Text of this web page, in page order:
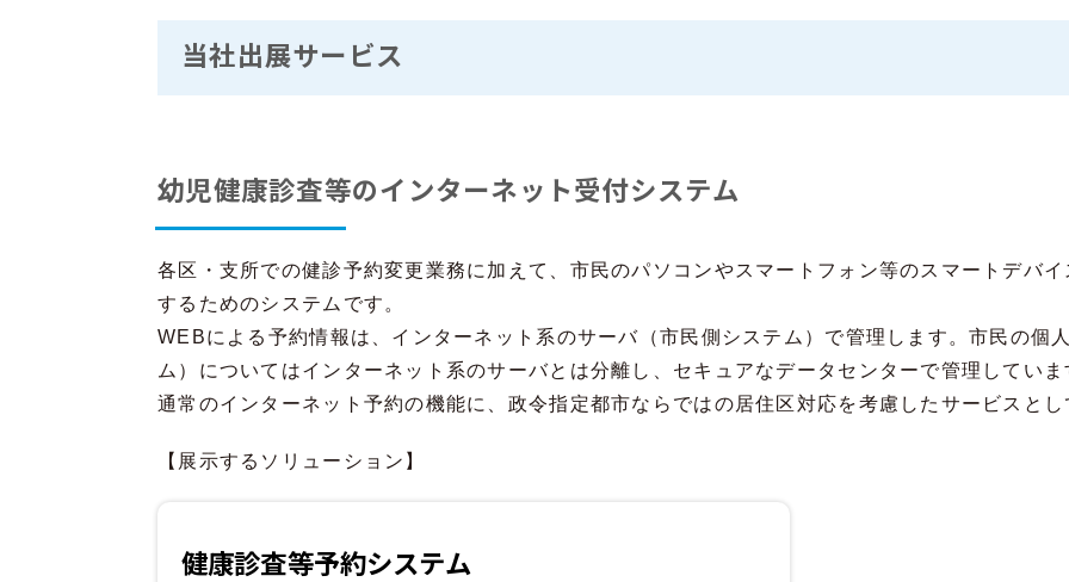
当社出展サービス
幼児健康診査等のインターネット受付システム
各区・支所での健診予約変更業務に加えて、市民のパソコンやスマートフォン等のスマートデバ
するためのシステムです。
WEBによる予約情報は、インターネット系のサーバ（市民側システム）で管理します。市民の個
ム）についてはインターネット系のサーバとは分離し、セキュアなデータセンターで管理していま
通常のインターネット予約の機能に、政令指定都市ならではの居住区対応を考慮したサービスとし
【展示するソリューション】
健康診査等予約システム